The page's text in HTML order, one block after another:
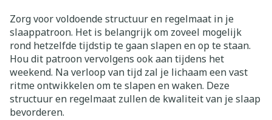
Zorg voor voldoende structuur en regelmaat in je
slaappatroon. Het is belangrijk om zoveel mogelijk
rond hetzelfde tijdstip te gaan slapen en op te staan.
Hou dit patroon vervolgens ook aan tijdens het
weekend. Na verloop van tijd zal je lichaam een vast
ritme ontwikkelen om te slapen en waken. Deze
structuur en regelmaat zullen de kwaliteit van je slaap
bevorderen.